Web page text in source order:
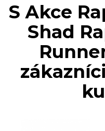
S Akce
Shad